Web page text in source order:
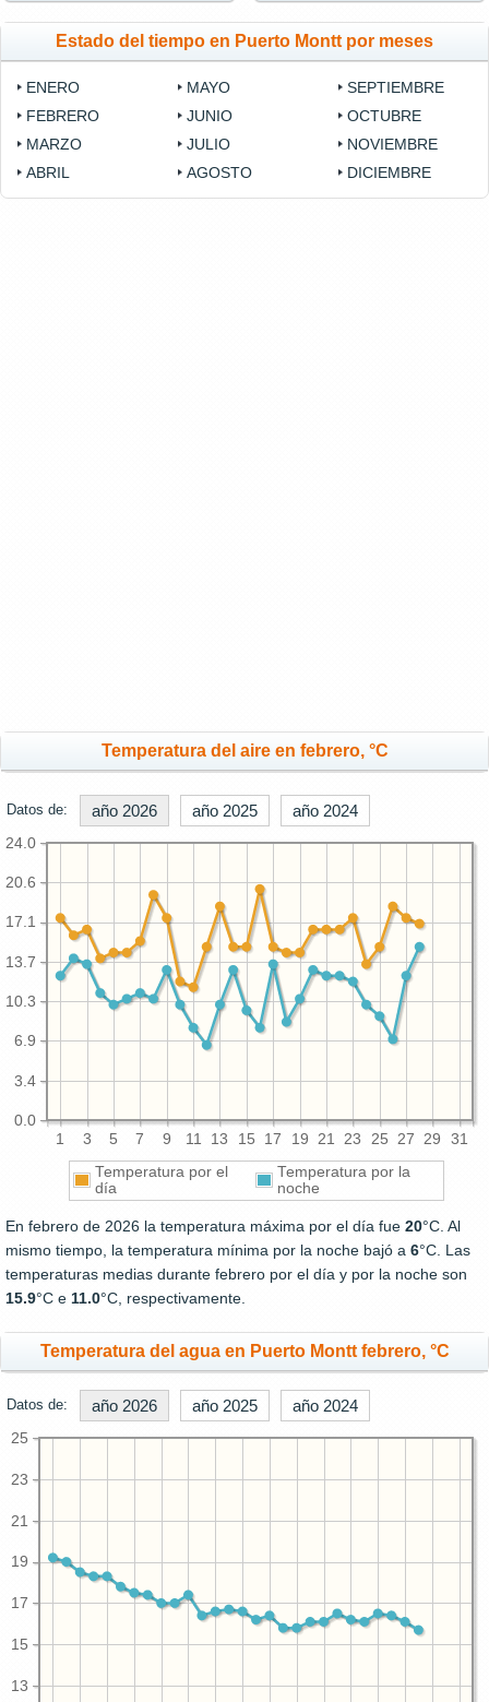
Estado del tiempo en Puerto Montt por meses
ENERO
FEBRERO
MARZO
ABRIL
MAYO
JUNIO
JULIO
AGOSTO
SEPTIEMBRE
OCTUBRE
NOVIEMBRE
DICIEMBRE
Temperatura del aire en febrero, °C
Datos de: año 2026 año 2025 año 2024
1 3 5 7 9 11 13 15 17 19 21 23 25 27 29 31
0.0
3.4
6.9
10.3
13.7
17.1
20.6
24.0
Temperatura por el
día
Temperatura por la
noche
En febrero de 2026 la temperatura máxima por el día fue 20°C. Al
mismo tiempo, la temperatura mínima por la noche bajó a 6°C. Las
temperaturas medias durante febrero por el día y por la noche son
15.9°C e 11.0°C, respectivamente.
Temperatura del agua en Puerto Montt febrero, °C
Datos de: año 2026 año 2025 año 2024
13
15
17
19
21
23
25